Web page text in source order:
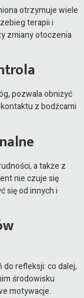
otrzymuje wiele
terapii i
zmiany otoczenia
pozwala obniżyć
z bodźcami
a także z
nie czuje się
się od innych i
refleksji: co dalej,
środowisku
motywacje.